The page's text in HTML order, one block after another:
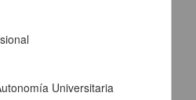
Universitaria